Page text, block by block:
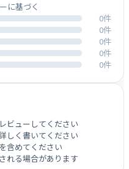
に基づく
0件
0件
0件
0件
0件
ビューしてください
しく書いてください
含めてください
れる場合があります